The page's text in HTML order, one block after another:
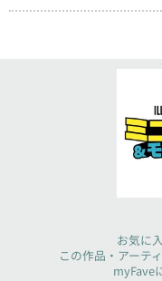
お気に
この作品・アーテ
myFave